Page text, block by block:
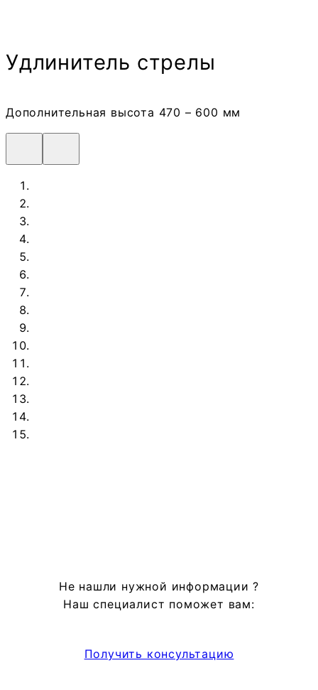
Удлинитель стрелы
Дополнительная высота 470 – 600 мм
Не нашли нужной информации ?
Наш специалист поможет вам:
Получить консультацию